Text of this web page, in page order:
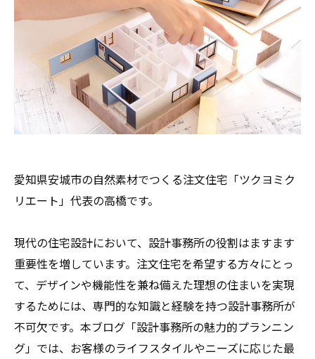
愛知県安城市の自然素材でつくる注文住宅「ツクヨミク
リエート」代表の高橋です。
現代の住宅設計において、設計事務所の役割はますます
重要性を増しています。注文住宅を希望する方々にとっ
て、デザインや機能性を兼ね備えた理想の住まいを実現
するためには、専門的な知識と経験を持つ設計事務所が
不可欠です。本ブログ「設計事務所の魅力的プランニン
グ」では、お客様のライフスタイルやニーズに応じた最